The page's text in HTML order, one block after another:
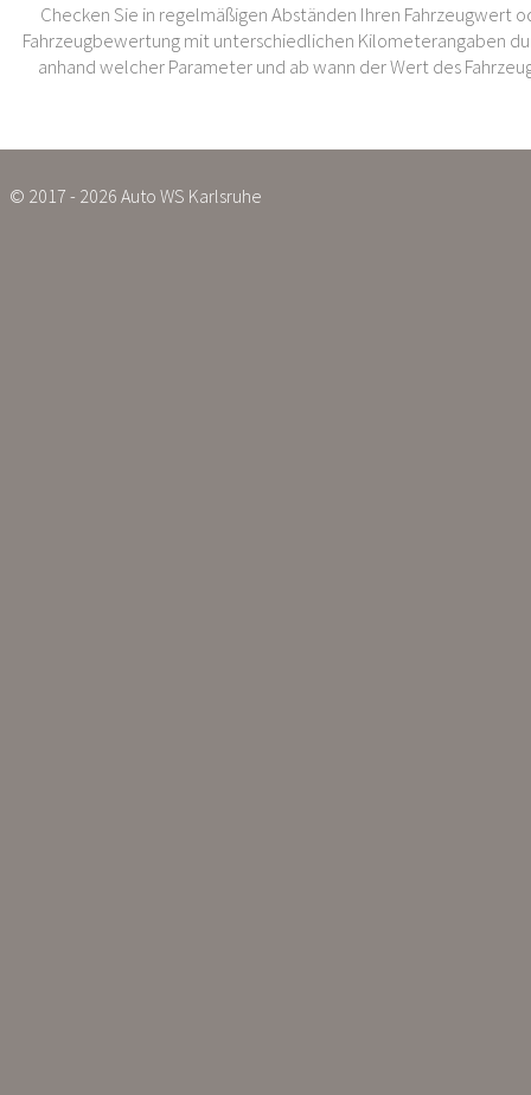
Checken Sie in regelmäßigen Abständen Ihren Fahrzeugwert
Fahrzeugbewertung mit unterschiedlichen Kilometerangaben
anhand welcher Parameter und ab wann der Wert des
© 2017 - 2026 Auto WS Karlsruhe